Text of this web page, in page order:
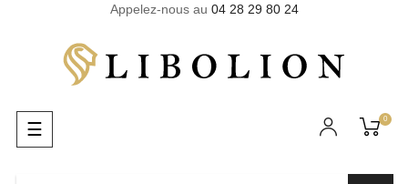
Appelez-nous au 04 28 29 80 24
0
Basculer
la
☰